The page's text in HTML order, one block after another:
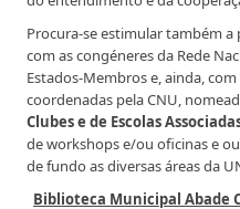
Procura-se estimular também a
com as congéneres da Rede
Estados-Membros e, ainda,
coordenadas pela CNU,
Clubes e de Escolas
de workshops e/ou oficinas e
de fundo as diversas áreas da
Biblioteca Municipal Abade